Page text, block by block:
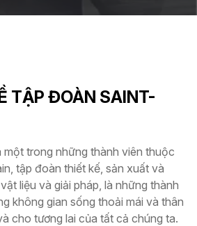
TẬP ĐOÀN SAINT-
trong những thành viên thuộc
tập đoàn thiết kế, sản xuất và
liệu và giải pháp, là những thành
không gian sống thoải mái và thân
cho tương lai của tất cả chúng ta.